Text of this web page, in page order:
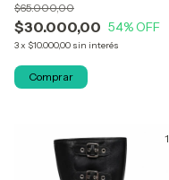
$30.000,00
$65.000,00
54% OFF
3x $10.000,00 sin interés
Comprar
1